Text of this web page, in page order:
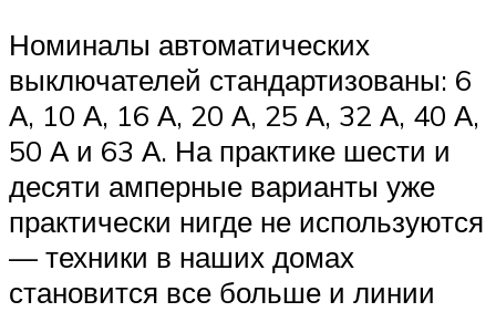
Номиналы автоматических
выключателей стандартизованы: 6
А, 10 А, 16 А, 20 А, 25 А, 32 А, 40 А,
50 А и 63 А. На практике шести и
десяти амперные варианты уже
практически нигде не используются
— техники в наших домах
становится все больше и линии